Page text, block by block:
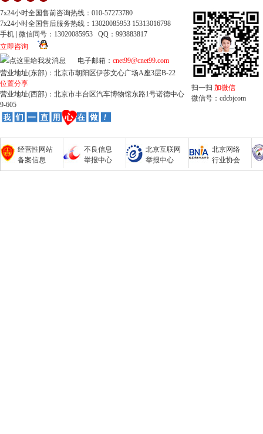
7x24小时全国售前咨询热线：010-57273780
7x24小时全国售后服务热线：13020085953 15313016798
手机 | 微信同号：13020085953 QQ：993883817
立即咨询
电子邮箱： cnet99@cnet99.com
营业地址(东部)：北京市朝阳区伊莎文心广场A座3层B-22
位置分享
营业地址(西部)：北京市丰台区汽车博物馆东路1号诺德中心
9-605
扫一扫 加微信
微信号：cdcbjcom
经营性网站
备案信息
不良信息
举报中心
北京互联网
举报中心
北京网络
行业协会